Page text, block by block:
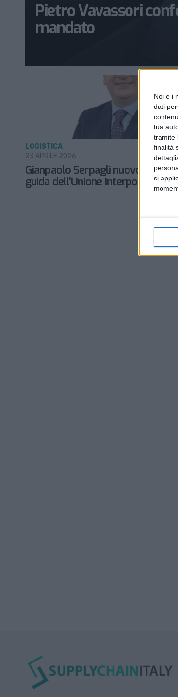
Noi e i
dati
tua
tramite
finalità
si
Pietro Vavassori
mandato
Gianpaolo Serpagli nuovo
guida dell’Unione Interporti Riuniti
LOGISTICA
23 APRILE 2026